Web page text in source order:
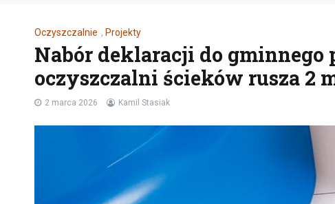
Oczyszczalnie , Projekty
Nabór deklaracji do
oczyszczalni ścieków rusza 2
2 marca 2026 Kamil Stasiak